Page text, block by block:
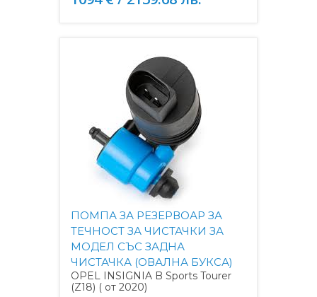
ПОМПА ЗА РЕЗЕРВОАР ЗА
ТЕЧНОСТ ЗА ЧИСТАЧКИ ЗА
МОДЕЛ СЪС ЗАДНА
ЧИСТАЧКА (ОВАЛНА БУКСА)
OPEL INSIGNIA B Sports Tourer
(Z18) ( от 2020)